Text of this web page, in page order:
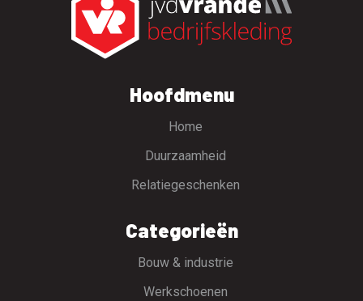
Hoofdmenu
Home
Duurzaamheid
Relatiegeschenken
Categorieën
Bouw & industrie
Werkschoenen